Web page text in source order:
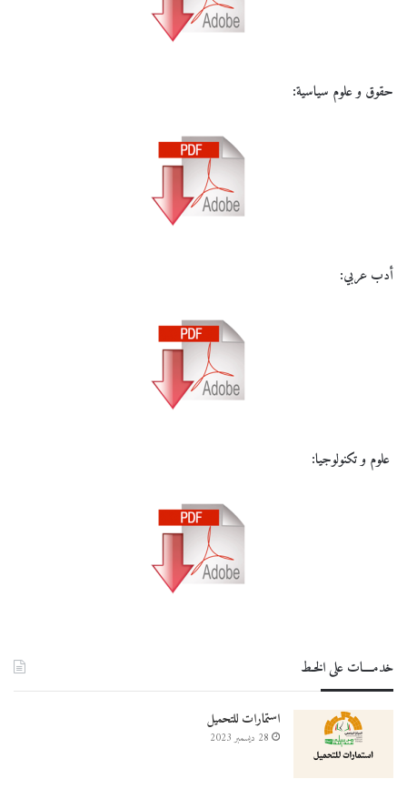
حقوق و علوم سياسية:
أدب عربي:
علوم و تكنولوجيا:
خدمــــات على الخـط
استمارات للتحميل
28 ديسمبر 2023